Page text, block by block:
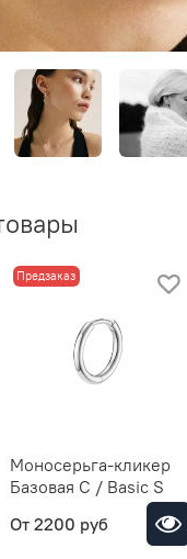
Предзаказ
Моносерьга-кликер
Базовая С / Basic S
От 2200 руб